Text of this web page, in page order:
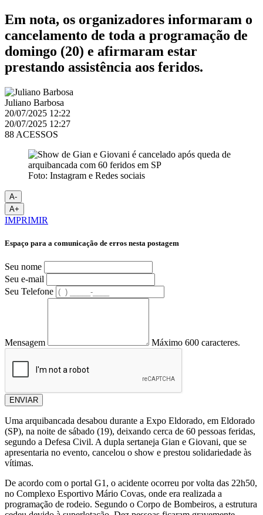
Em nota, os organizadores informaram o
cancelamento de toda a programação de
domingo (20) e afirmaram estar
prestando assistência aos feridos.
Juliano Barbosa
20/07/2025 12:22
20/07/2025 12:27
88 ACESSOS
Foto: Instagram e Redes sociais
A-
A+
IMPRIMIR
Espaço para a comunicação de erros nesta postagem
Seu nome
Seu e-mail
Seu Telefone
Mensagem Máximo 600 caracteres.
ENVIAR
Uma arquibancada desabou durante a Expo Eldorado, em Eldorado
(SP), na noite de sábado (19), deixando cerca de 60 pessoas feridas,
segundo a Defesa Civil. A dupla sertaneja Gian e Giovani, que se
apresentaria no evento, cancelou o show e prestou solidariedade às
vítimas.
De acordo com o portal G1, o acidente ocorreu por volta das 22h50,
no Complexo Esportivo Mário Covas, onde era realizada a
programação de rodeio. Segundo o Corpo de Bombeiros, a estrutura